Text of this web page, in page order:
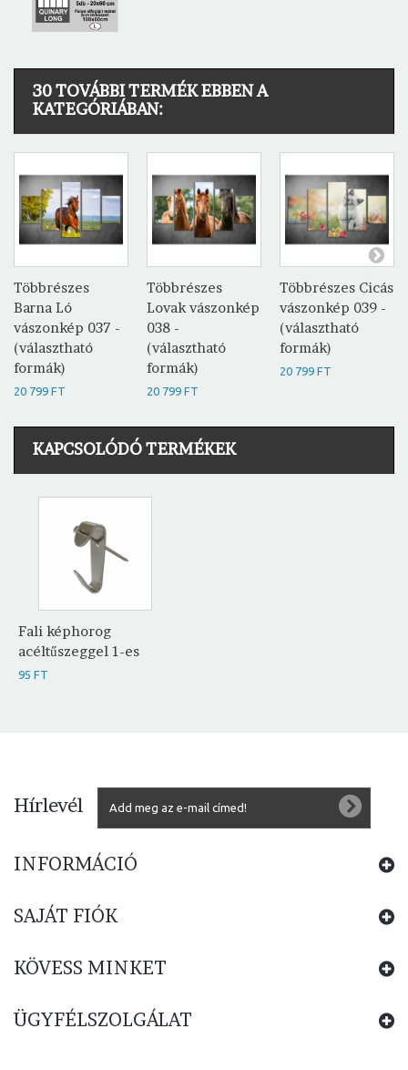
30 TOVÁBBI TERMÉK EBBEN A
KATEGÓRIÁBAN:
Többrészes
Barna Ló
vászonkép 037 -
(választható
formák)
20 799 FT
Többrészes
Lovak vászonkép
038 -
(választható
formák)
20 799 FT
Többrészes Cicás
vászonkép 039 -
(választható
formák)
20 799 FT
KAPCSOLÓDÓ TERMÉKEK
Fali képhorog
acéltűszeggel 1-es
95 FT
Hírlevél
INFORMÁCIÓ
SAJÁT FIÓK
KÖVESS MINKET
ÜGYFÉLSZOLGÁLAT